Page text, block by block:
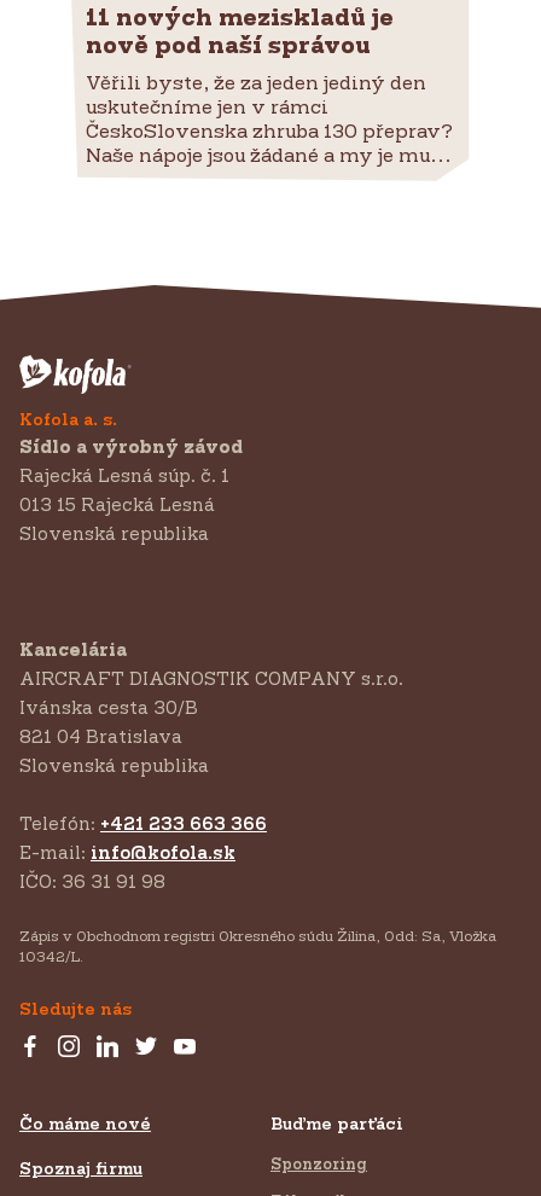
11 nových meziskladů je
nově pod naší správou
Věřili byste, že za jeden jediný den
uskutečníme jen v rámci
ČeskoSlovenska zhruba 130 přeprav?
Naše nápoje jsou žádané a my je mu...
Kofola a. s.
Sídlo a výrobný závod
Rajecká Lesná súp. č. 1
013 15 Rajecká Lesná
Slovenská republika
Kancelária
AIRCRAFT DIAGNOSTIK COMPANY s.r.o.
‍Ivánska cesta 30/B
821 04 Bratislava
Slovenská republika
Telefón: +421 233 663 366
E-mail: info@kofola.sk
IČO: 36 31 91 98
Zápis v Obchodnom registri Okresného súdu Žilina, Odd: Sa, Vložka
10342/L.
Sledujte nás
Čo máme nové
Spoznaj firmu
Buďme parťáci
Sponzoring